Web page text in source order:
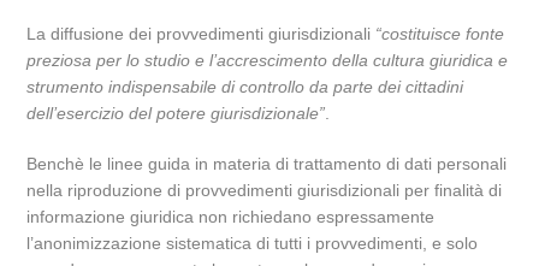
La diffusione dei provvedimenti giurisdizionali “costituisce fonte
preziosa per lo studio e l’accrescimento della cultura giuridica e
strumento indispensabile di controllo da parte dei cittadini
dell’esercizio del potere giurisdizionale”
Benchè le linee guida in materia di trattamento di dati personali
nella riproduzione di provvedimenti giurisdizionali per finalità di
informazione giuridica non richiedano espressamente
l’anonimizzazione sistematica di tutti i provvedimenti, e solo